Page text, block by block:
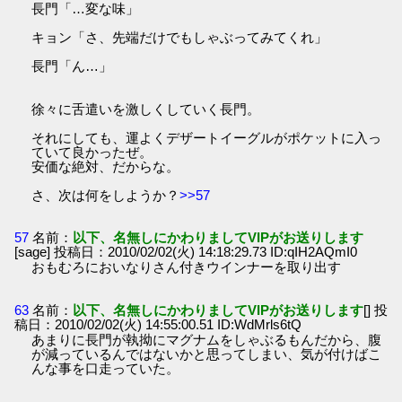
長門「…変な味」
キョン「さ、先端だけでもしゃぶってみてくれ」
長門「ん…」
徐々に舌遣いを激しくしていく長門。
それにしても、運よくデザートイーグルがポケットに入っ
ていて良かったぜ。
安価な絶対、だからな。
さ、次は何をしようか？>>57
57 名前： 以下、名無しにかわりましてVIPがお送りします
[sage] 投稿日：2010/02/02(火) 14:18:29.73 ID:qIH2AQmI0
おもむろにおいなりさん付きウインナーを取り出す
63 名前： 以下、名無しにかわりましてVIPがお送りします[] 投
稿日：2010/02/02(火) 14:55:00.51 ID:WdMrls6tQ
あまりに長門が執拗にマグナムをしゃぶるもんだから、腹
が減っているんではないかと思ってしまい、気が付けばこ
んな事を口走っていた。